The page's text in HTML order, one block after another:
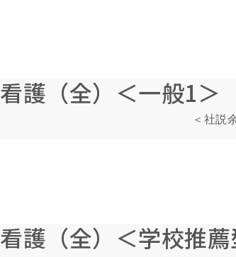
看護（全）＜一般1＞
＜社説
看護（全）＜学校推